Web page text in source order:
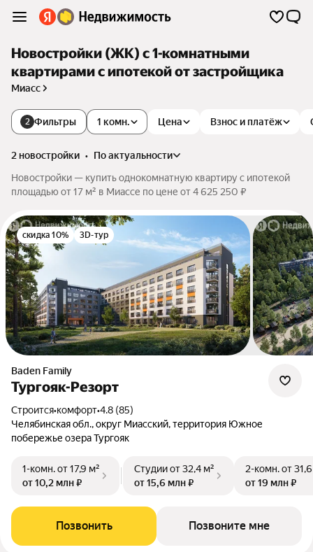
Новостройки (ЖК) с 1-комнатными
квартирами с ипотекой от застройщика
Миасс
2 Фильтры Цена Взнос и платёж
1 комн.
2 новостройки •
по актуальности
Новостройки — купить однокомнатную квартиру с ипотекой
площадью от 17 м² в Миассе по цене от 4 625 250 ₽
скидка 10% 3D-тур
Baden Family
Тургояк-Резорт
Строится•комфорт•4.8 (85)
Челябинская обл., округ Миасский, территория Южное
побережье озера Тургояк
1-комн.от 17,9 м²
от 10,2 млн ₽
Студииот 32,4 м²
от 15,6 млн ₽
2-комн.от
от 19 млн ₽
Позвонить Позвоните мне